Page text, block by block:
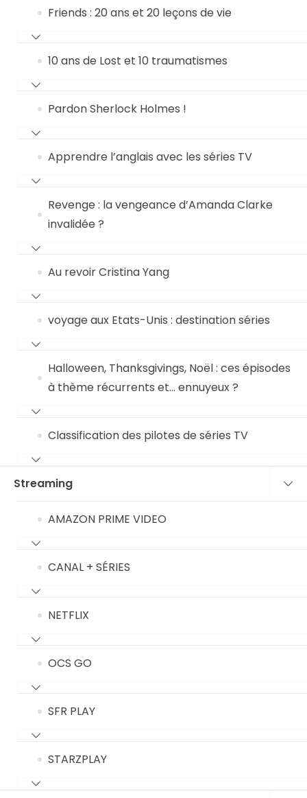
Friends : 20 ans et 20 leçons de vie
10 ans de Lost et 10 traumatismes
Pardon Sherlock Holmes !
Apprendre l’anglais avec les séries TV
Revenge : la vengeance d’Amanda Clarke
invalidée ?
Au revoir Cristina Yang
voyage aux Etats-Unis : destination séries
Halloween, Thanksgivings, Noël : ces épisodes
à thème récurrents et… ennuyeux ?
Classification des pilotes de séries TV
Streaming
AMAZON PRIME VIDEO
CANAL + SÉRIES
NETFLIX
OCS GO
SFR PLAY
STARZPLAY